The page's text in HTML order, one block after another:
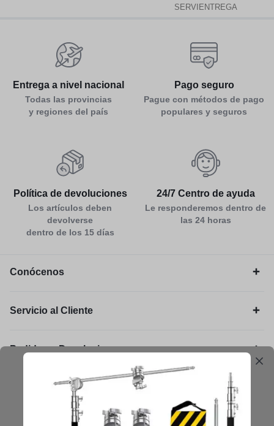
SERVIENTREGA
Entrega a nivel nacional
Todas las provincias
y regiones del país
Pago seguro
Pague con métodos de pago
populares y seguros
Política de devoluciones
Los artículos deben
devolverse
dentro de los 15 días
24/7 Centro de ayuda
Le responderemos dentro de
las 24 horas
Conócenos
Servicio al Cliente
Pedidos y Devoluciones